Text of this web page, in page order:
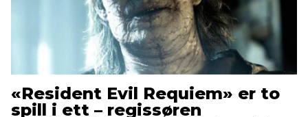
«Resident Evil Requiem» er to
spill i ett – regissøren